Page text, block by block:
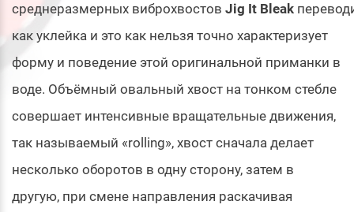
среднеразмерных виброхвостов Jig It Bleak
как уклейка и это как нельзя точно характеризует
форму и поведение этой оригинальной приманки в
воде. Объёмный овальный хвост на тонком стебле
совершает интенсивные вращательные движения,
так называемый «rolling», хвост сначала делает
несколько оборотов в одну сторону, затем в
другую, при смене направления раскачивая